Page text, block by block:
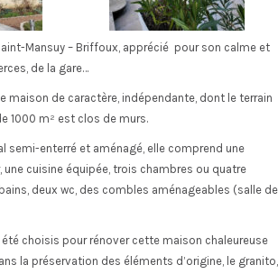
Mansuy – Briffoux, apprécié pour son calme et
de la gare…
maison de caractère, indépendante, dont le terrain
1000 m² est clos de murs.
semi-enterré et aménagé, elle comprend une
une cuisine équipée, trois chambres ou quatre
deux wc, des combles aménageables (salle de
choisis pour rénover cette maison chaleureuse
la préservation des éléments d’origine, le granito,